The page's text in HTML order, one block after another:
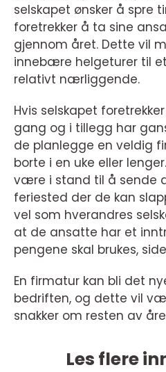
selskapet ønsker å spre
foretrekker å ta sine
gjennom året. Dette vil
innebære helgeturer til
relativt nærliggende.
Hvis selskapet
gang og i tillegg har
de planlegge en veldig
borte i en uke eller
være i stand til å sende
feriested der de kan
vel som hverandres
at de ansatte har et
pengene skal brukes,
En firmatur kan bli det
bedriften, og dette vil
snakker om resten av
Les flere